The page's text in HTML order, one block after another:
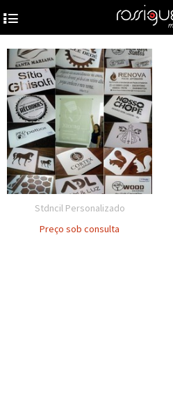
4
Stdncil Personalizado
Preço sob consulta